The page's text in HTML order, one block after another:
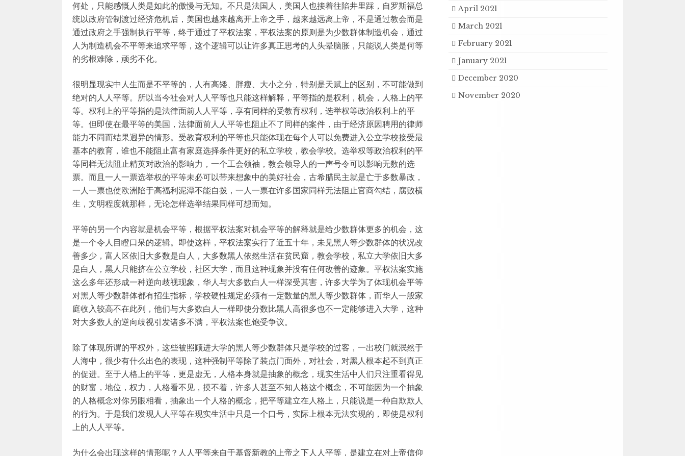
何处，只能感慨人类是如此的傲慢与无知。不只是法国人，美国人也接着往陷井里踩，自罗斯福总
统以政府管制渡过经济危机后，美国也越来越离开上帝之手，越来越远离上帝，不是通过教会而是
通过政府之手强制执行平等，终于通过了平权法案，平权法案的原则是为少数群体制造机会，通过
人为制造机会不平等来追求平等，这个逻辑可以让许多真正思考的人头晕脑胀，只能说人类是何等
的劣根难除，顽劣不化。
很明显现实中人生而是不平等的，人有高矮、胖瘦、大小之分，特别是天赋上的区别，不可能做到
绝对的人人平等。所以当今社会对人人平等也只能这样解释，平等指的是权利，机会，人格上的平
等。权利上的平等指的是法律面前人人平等，享有同样的受教育权利，选举权等政治权利上的平
等。但即使在最平等的美国，法律面前人人平等也阻止不了同样的案件，由于经济原因聘用的律师
能力不同而结果迥异的情形。受教育权利的平等也只能体现在每个人可以免费进入公立学校接受最
基本的教育，谁也不能阻止富有家庭选择条件更好的私立学校，教会学校。选举权等政治权利的平
等同样无法阻止精英对政治的影响力，一个工会领袖，教会领导人的一声号令可以影响无数的选
票。而且一人一票选举权的平等未必可以带来想象中的美好社会，古希腊民主就是亡于多数暴政，
一人一票也使欧洲陷于高福利泥潭不能自拨，一人一票在许多国家同样无法阻止官商勾结，腐败横
生，文明程度就那样，无论怎样选举结果同样可想而知。
平等的另一个内容就是机会平等，根据平权法案对机会平等的解释就是给少数群体更多的机会，这
是一个令人目瞪口呆的逻辑。即使这样，平权法案实行了近五十年，未见黑人等少数群体的状况改
善多少，富人区依旧大多数是白人，大多数黑人依然生活在贫民窟，教会学校，私立大学依旧大多
是白人，黑人只能挤在公立学校，社区大学，而且这种现象并没有任何改善的迹象。平权法案实施
这么多年还形成一种逆向歧视现象，华人与大多数白人一样深受其害，许多大学为了体现机会平等
对黑人等少数群体都有招生指标，学校硬性规定必须有一定数量的黑人等少数群体，而华人一般家
庭收入较高不在此列，他们与大多数白人一样即使分数比黑人高很多也不一定能够进入大学，这种
对大多数人的逆向歧视引发诸多不满，平权法案也饱受争议。
除了体现所谓的平权外，这些被照顾进大学的黑人等少数群体只是学校的过客，一出校门就泯然于
人海中，很少有什么出色的表现，这种强制平等除了装点门面外，对社会，对黑人根本起不到真正
的促进。至于人格上的平等，更是虚无，人格本身就是抽象的概念，现实生活中人们只注重看得见
的财富，地位，权力，人格看不见，摸不着，许多人甚至不知人格这个概念，不可能因为一个抽象
的人格概念对你另眼相看，抽象出一个人格的概念，把平等建立在人格上，只能说是一种自欺欺人
的行为。于是我们发现人人平等在现实生活中只是一个口号，实际上根本无法实现的，即使是权利
上的人人平等。
为什么会出现这样的情形呢？人人平等来自于基督新教的上帝之下人人平等，是建立在对上帝信仰
April 2021
March 2021
February 2021
January 2021
December 2020
November 2020